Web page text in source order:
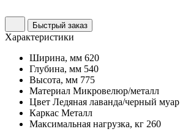
Быстрый заказ
Характеристики
Ширина, мм 620
Глубина, мм 540
Высота, мм 775
Материал Микровелюр/металл
Цвет Ледяная лаванда/черный муар
Каркас Металл
Максимальная нагрузка, кг 260